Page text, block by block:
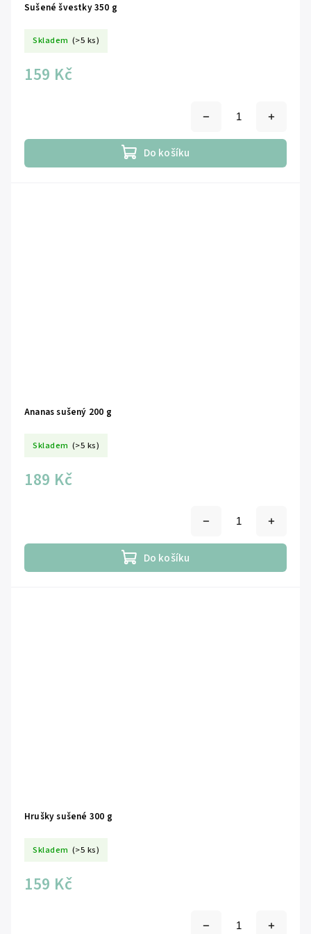
Sušené švestky 350 g
Skladem (>5 ks)
159 Kč
Do košíku
Ananas sušený 200 g
Skladem (>5 ks)
189 Kč
Do košíku
Hrušky sušené 300 g
Skladem (>5 ks)
159 Kč